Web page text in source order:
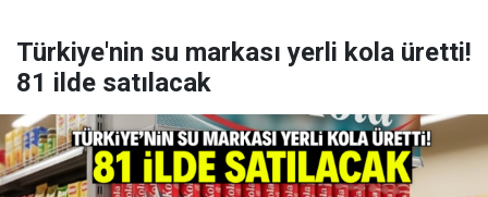
Türkiye'nin su markası yerli kola üretti!
81 ilde satılacak